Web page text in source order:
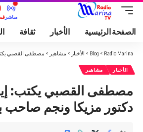
مباشر
الصفحة الرئيسية الأخبار ثقافة
Radio Marina
>
Blog
> الأخبار > مشاهير > مصطفى القصبي
الأخبار مشاهير
مصطفى القصبي يكتب:
دكتور مزيكا ونجم صاحب